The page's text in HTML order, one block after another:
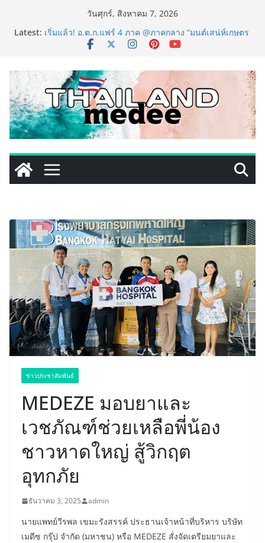
วันศุกร์, สิงหาคม 7, 2026
Latest: เริ่มแล้ว! อ.ต.ก.แฟร์ 4 ภาค @ภาคกลาง “มนต์เสน่ห์เกษตร
ไทย สู่ใจกลางมหานคร” ชวนชิม ช้อป สินค้าเกษตร
ททท. ประกาศความสำเร็จ Village to the World Season
5 ผนึก 9 พันธมิตร ขับเคลื่อน ESG Tourism สืบสานพระ
ราชปณิธาน สร้างคุณค่าการท่องเที่ยวไทยอย่างยั่งยืน
เหิงลี่ แมนูแฟคเจอริ่ง เทคโนโลยี (ไทยแลนด์) เปิดโรงงาน
แห่งใหม่ในชลบุรี เดินหน้าขยายฐานการผลิตสู่เอเชียตะวัน
ออกเฉียงใต้ เสริมแกร่งยุทธศาสตร์ระดับโลก
TECNO ประกาศทรานส์ฟอร์มจากเกมมิ่งโฟน สู่ไลฟ์สไตล์
แฟชั่นไอเท็ม เสิร์ฟใหญ่ปักหมุดแลนมาร์คใหม่กลางสถานี
MRT วาง POVA 8 Series จุดเริ่มต้นครั้งสำคัญ
PIPPER STANDARD® เปิดตัวแชมพูอาบน้ำ และ โฟมอาบ
แห้งสัตว์เลี้ยง ชูนวัตกรรมพลังธรรมชาติ “Zero-Residue”
ข่าวประชาสัมพันธ์
MEDEZE มอบยาและ
เวชภัณฑ์ช่วยเหลือพี่น้อง
ชาวหาดใหญ่ สู้วิกฤต
อุทกภัย
ธันวาคม 3, 2025 admin
นายแพทย์วีรพล เขมะรังสรรค์ ประธานเจ้าหน้าที่บริหาร บริษัท
เมดีซ กรุ๊ป จำกัด (มหาชน) หรือ MEDEZE สั่งจัดเตรียมยาและ